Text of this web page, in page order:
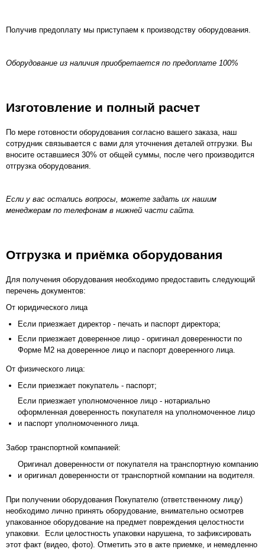
Получив предоплату мы приступаем к производству оборудования.
Оборудование из наличия приобретается по предоплате 100%
Изготовление и полный расчет
По мере готовности оборудования согласно вашего заказа, наш
сотрудник связывается с вами для уточнения деталей отгрузки. Вы
вносите оставшиеся 30% от общей суммы, после чего производится
отгрузка оборудования.
Если у вас остались вопросы, можете задать их нашим
менеджерам по телефонам в нижней части сайта.
Отгрузка и приёмка оборудования
Для получения оборудования необходимо предоставить следующий
перечень документов:
От юридического лица
Если приезжает директор - печать и паспорт директора;
Если приезжает доверенное лицо - оригинал доверенности по
Форме М2 на доверенное лицо и паспорт доверенного лица.
От физического лица:
Если приезжает покупатель - паспорт;
Если приезжает уполномоченное лицо - нотариально
оформленная доверенность покупателя на уполномоченное лицо
и паспорт уполномоченного лица.
Забор транспортной компанией:
Оригинал доверенности от покупателя на транспортную компанию
и оригинал доверенности от транспортной компании на водителя.
При получении оборудования Покупателю (ответственному лицу)
необходимо лично принять оборудование, внимательно осмотрев
упакованное оборудование на предмет повреждения целостности
упаковки. Если целостность упаковки нарушена, то зафиксировать
этот факт (видео, фото). Отметить это в акте приемке, и немедленно